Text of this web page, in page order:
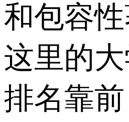
和包容性
这里的
排名靠